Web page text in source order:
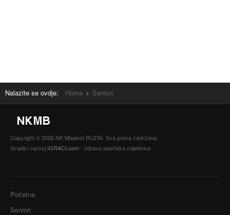
Nalazite se ovdje: Home Seniori
Copyright © 2026 NK Mladost BUZIN. Sva prava zadržana.
Izrada i razvoj IGRACI.com- zdrava sportska zajednica
Početna
Seniori